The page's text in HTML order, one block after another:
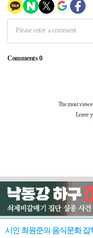
시인 최원준의 음식문화 잡